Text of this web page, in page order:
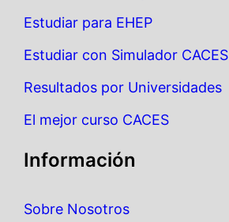
Estudiar para EHEP
Estudiar con Simulador CACES
Resultados por Universidades
El mejor curso CACES
Información
Sobre Nosotros